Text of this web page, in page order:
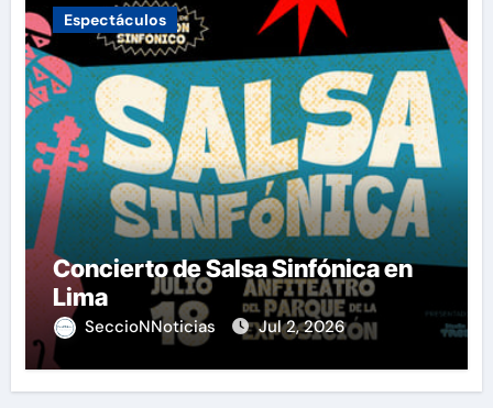
Espectáculos
Concierto de Salsa Sinfónica en
Lima
SeccioNNoticias Jul 2, 2026